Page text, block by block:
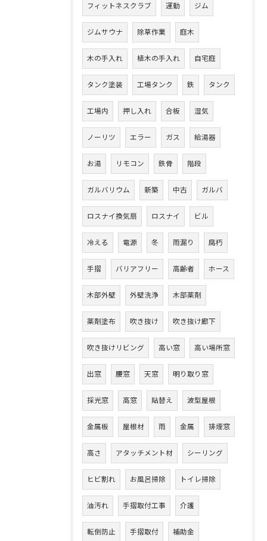
フィットネスクラブ 運動 ジム
ジムサウナ 除草作業 庭木
木の手入れ 植木の手入れ 自宅庭
タンク塗装 工場タンク 鉄 タンク
工場内 押し入れ 合板 湿気
ノーリツ エラー ガス 給湯器
お湯 リモコン 鉄骨 階段
ガルバリウム 新築 中古 ガルバ
ロスナイ換気扇 ロスナイ ビル
冷える 電源 冬 雨漏り 腐朽
手摺 バリアフリー 高齢者 ホース
木部外壁 外壁洗浄 木部薬剤
薬剤塗布 吹き抜け 吹き抜け廊下
吹き抜けリビング 高い窓 高い場所窓
出窓 腰窓 天窓 明り取り窓
採光窓 高窓 貼替え 波型屋根
金属板 屋根材 雨 金属 排煙窓
高さ アタッチメント材 シーリング
ヒビ割れ お風呂掃除 トイレ掃除
油汚れ 手摺取付工事 介護
転倒防止 手摺取付 補助金